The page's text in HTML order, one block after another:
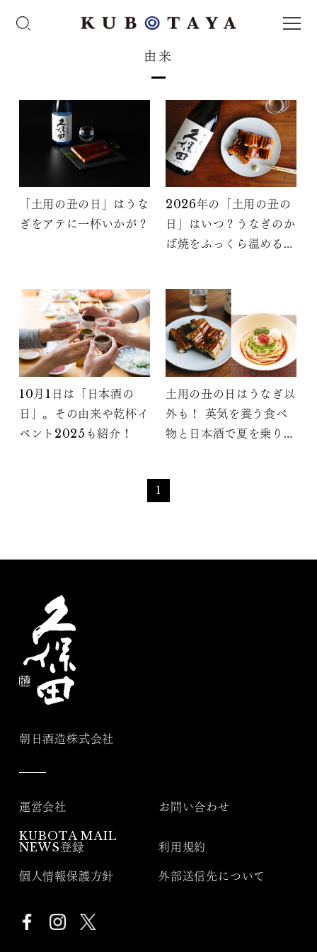
由来
「土用の丑の日」はうな
ぎをアテに一杯いかが？
2026年の「土用の丑の
日」はいつ？うなぎのか
ば焼をふっくら温めるコ
10月1日は「日本酒の
日」。その由来や乾杯イ
ベント2025も紹介！
土用の丑の日はうなぎ以
外も！ 英気を養う食べ
物と日本酒で夏を乗り越
1
朝日酒造株式会社
運営会社 お問い合わせ
KUBOTA MAIL
NEWS登録
利用規約
個人情報保護方針 外部送信先について